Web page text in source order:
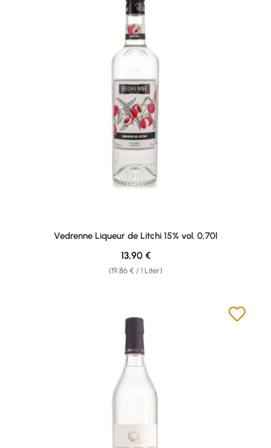
Vedrenne Liqueur de Litchi 15% vol. 0,70l
(19,86 € / 1 Liter)
Regulärer Preis:
13,90 €